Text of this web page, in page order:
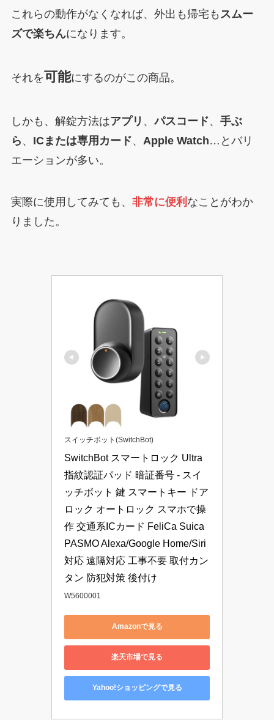
これらの動作がなくなれば、外出も帰宅も スムー
ズで楽ちんになります。
それを可能にするのがこの商品。
しかも、解錠方法はアプリ 、パスコード、 手ぶ
ら 、 ICまたは専用カード、 Apple Watch…とバリ
エーションが多い。
実際に使用してみても、 非常に便利 なことがわか
りました。
スイッチボット(SwitchBot)
SwitchBot スマートロック Ultra
指紋認証パッド 暗証番号 - スイ
ッチボット 鍵 スマートキー ドア
ロック オートロック スマホで操
作 交通系ICカード FeliCa Suica
PASMO Alexa/Google Home/Siri
対応 遠隔対応 工事不要 取付カン
タン 防犯対策 後付け
W5600001
Amazonで見る
楽天市場で見る
Yahoo!ショッピングで見る